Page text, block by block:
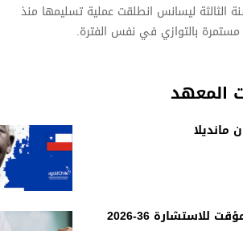
المعهد
للاستشارة 36-2026
الثالثة ليسانس انطلقت عملية تسليمها منذ
مستمرة بالتوازي في نفس الفترة.